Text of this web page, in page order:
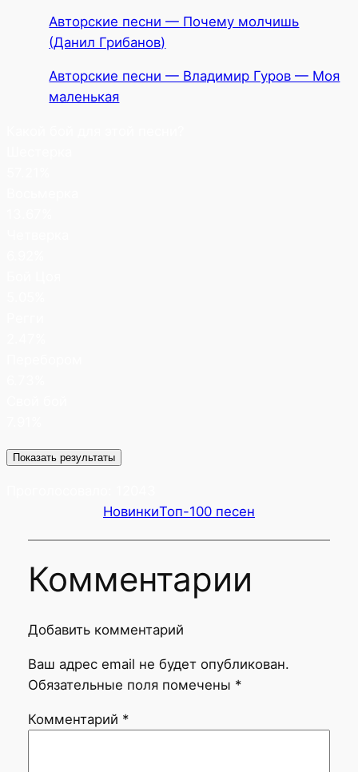
Авторские песни — Почему молчишь
(Данил Грибанов)
Авторские песни — Владимир Гуров — Моя
маленькая
Показать результаты
НовинкиТоп-100 песен
Комментарии
Добавить комментарий
Ваш адрес email не будет опубликован.
Обязательные поля помечены *
Комментарий *